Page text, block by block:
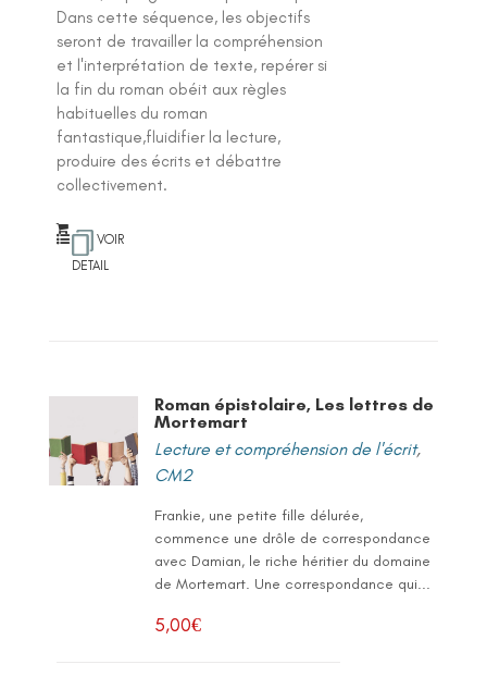
Dans cette séquence, les objectifs
seront de travailler la compréhension
et l'interprétation de texte, repérer si
la fin du roman obéit aux règles
habituelles du roman
fantastique,fluidifier la lecture,
produire des écrits et débattre
collectivement.
VOIR
DETAIL
Roman épistolaire, Les lettres de
Mortemart
Lecture et compréhension de l'écrit,
CM2
Frankie, une petite fille délurée,
commence une drôle de correspondance
avec Damian, le riche héritier du domaine
de Mortemart. Une correspondance qui...
5,00€